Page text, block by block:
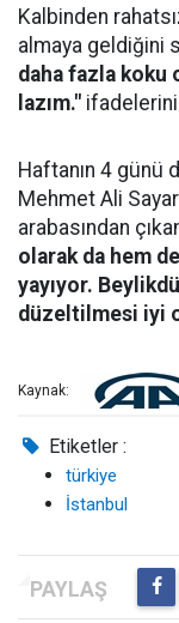
Kalbinden
almaya geldiğini
daha fazla koku
lazım." ifadelerini
Haftanın 4 günü
Mehmet Ali
arabasından
olarak da hem
yayıyor.
düzeltilmesi iyi
Kaynak:
Etiketler :
türkiye
İstanbul